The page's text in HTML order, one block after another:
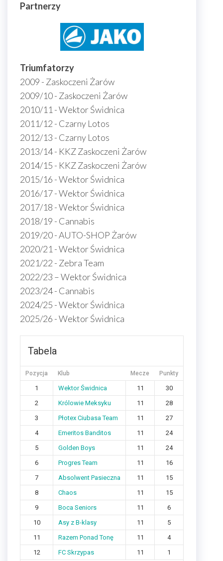
Partnerzy
Triumfatorzy
2009 - Zaskoczeni Żarów
2009/10 - Zaskoczeni Żarów
2010/11 - Wektor Świdnica
2011/12 - Czarny Lotos
2012/13 - Czarny Lotos
2013/14 - KKZ Zaskoczeni Żarów
2014/15 - KKZ Zaskoczeni Żarów
2015/16 - Wektor Świdnica
2016/17 - Wektor Świdnica
2017/18 - Wektor Świdnica
2018/19 - Cannabis
2019/20 - AUTO-SHOP Żarów
2020/21 - Wektor Świdnica
2021/22 - Zebra Team
2022/23 – Wektor Świdnica
2023/24 - Cannabis
2024/25 - Wektor Świdnica
2025/26 - Wektor Świdnica
Tabela
Pozycja Klub Mecze Punkty
1 Wektor Świdnica 11
30
2
Królowie Meksyku 11
28
3
Płotex Ciubasa Team 11
27
4
Emeritos Banditos 11
24
5
Golden Boys 11
24
6
Progres Team 11
16
7
Absolwent Pasieczna 11
15
8
Chaos 11
15
9
Boca Seniors 11
6
10
Asy z B-klasy 11
5
11
Razem Ponad Tonę 11
4
12
FC Skrzypas 11 1